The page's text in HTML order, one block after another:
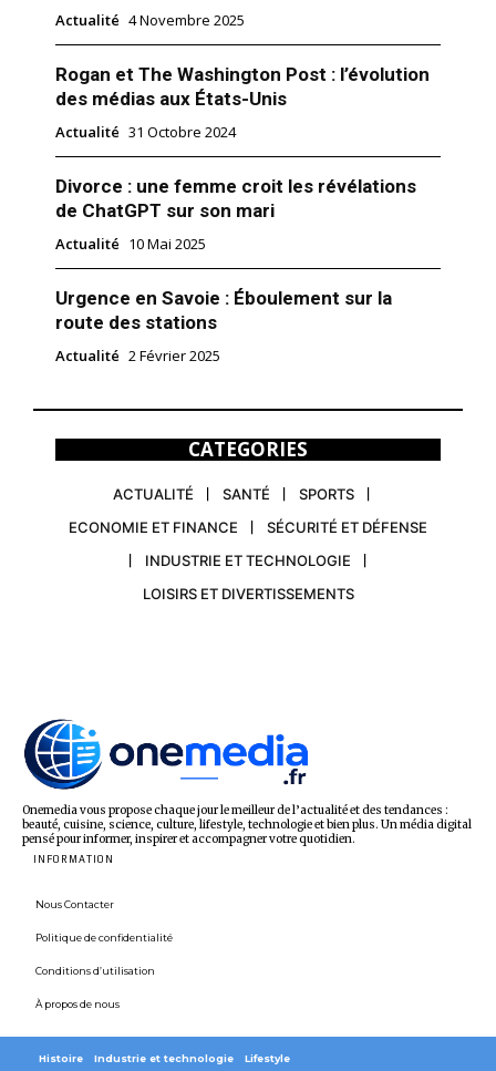
Actualité 4 Novembre 2025
Rogan et The Washington Post : l’évolution
des médias aux États-Unis
Actualité 31 Octobre 2024
Divorce : une femme croit les révélations
de ChatGPT sur son mari
Actualité 10 Mai 2025
Urgence en Savoie : Éboulement sur la
route des stations
Actualité 2 Février 2025
CATEGORIES
ACTUALITÉ SANTÉ
SPORTS
ECONOMIE ET FINANCE
SÉCURITÉ ET DÉFENSE
INDUSTRIE ET TECHNOLOGIE
LOISIRS ET DIVERTISSEMENTS
Onemedia vous propose chaque jour le meilleur de l’actualité et des tendances :
beauté, cuisine, science, culture, lifestyle, technologie et bien plus. Un média digital
pensé pour informer, inspirer et accompagner votre quotidien.
INFORMATION
Nous Contacter
Politique de confidentialité
Conditions d’utilisation
À propos de nous
Histoire Industrie et technologie Lifestyle